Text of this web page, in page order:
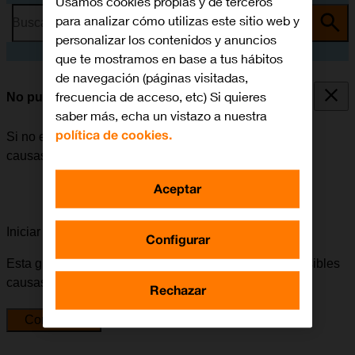
Busca por problema o tema
No puedo realizar llamadas
Si no es posible realizar llamadas, puede haber varias
causas posibles al problema.
Iniciar la guía para solucionar tu problema
Esta guía te va a conducir a través de una serie de posibles
causas y soluciones al problema.
Comenzar
para analizar cómo utilizas este sitio web y
personalizar los contenidos y anuncios
que te mostramos en base a tus hábitos
de navegación (páginas visitadas,
frecuencia de acceso, etc) Si quieres
saber más, echa un vistazo a nuestra
política de cookies.
Configurar
Rechazar
Aceptar